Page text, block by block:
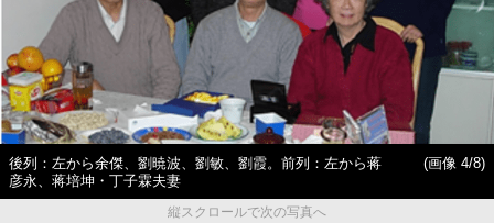
後列：左から余傑、劉暁波、劉敏、劉霞。前列：左から蒋
彦永、蒋培坤・丁子霖夫妻
(画像 4/8)
縦スクロールで次の写真へ